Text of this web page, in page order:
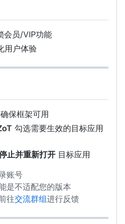
会员/VIP功能
用户体验
确保框架可用
勾选需要生效的目标应用
止并重新打开 目标应用
账号
是不适配您的版本
往交流群组进行反馈